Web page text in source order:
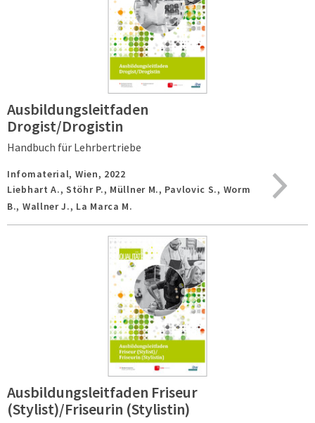
Ausbildungsleitfaden
Drogist/Drogistin
Handbuch für Lehrbertriebe
Infomaterial, Wien, 2022
Liebhart A., Stöhr P., Müllner M., Pavlovic S., Worm
B., Wallner J., La Marca M.
Ausbildungsleitfaden Friseur
(Stylist)/Friseurin (Stylistin)